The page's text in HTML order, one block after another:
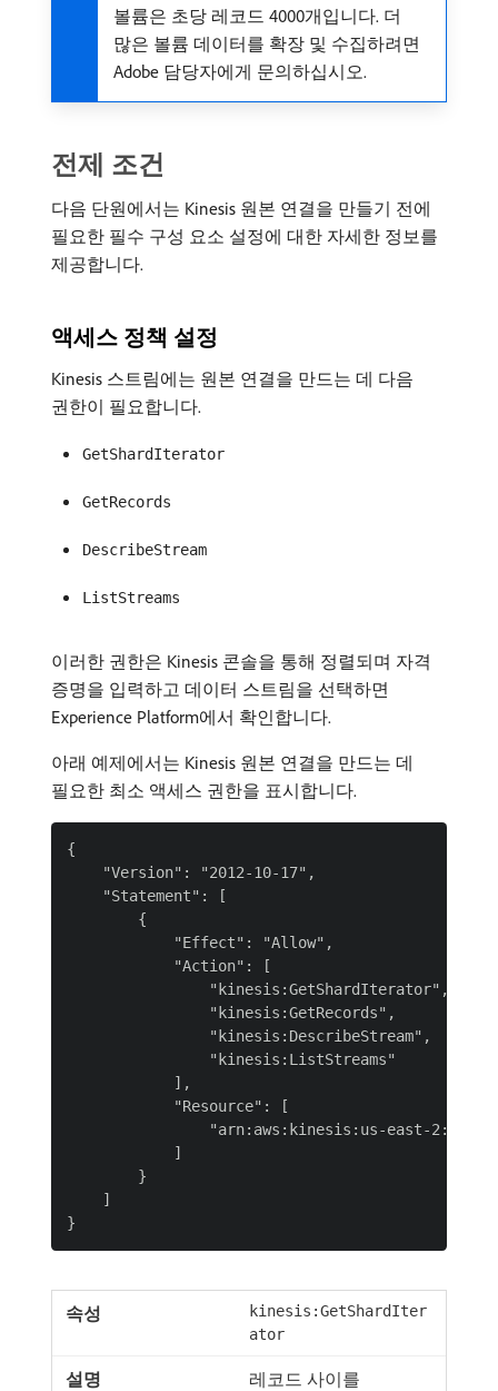
볼륨은 초당 레코드 4000개입니다. 더
많은 볼륨 데이터를 확장 및 수집하려면
Adobe 담당자에게 문의하십시오.
전제 조건
다음 단원에서는 Kinesis 원본 연결을 만들기 전에
필요한 필수 구성 요소 설정에 대한 자세한 정보를
제공합니다.
액세스 정책 설정
Kinesis 스트림에는 원본 연결을 만드는 데 다음
권한이 필요합니다.
GetShardIterator
GetRecords
DescribeStream
ListStreams
이러한 권한은 Kinesis 콘솔을 통해 정렬되며 자격
증명을 입력하고 데이터 스트림을 선택하면
Experience Platform에서 확인합니다.
아래 예제에서는 Kinesis 원본 연결을 만드는 데
필요한 최소 액세스 권한을 표시합니다.
{
    "Version": "2012-10-17",
    "Statement": [
        {
            "Effect": "Allow",
            "Action": [
                "kinesis:GetShardIterator",
                "kinesis:GetRecords",
                "kinesis:DescribeStream",
                "kinesis:ListStreams"
            ],
            "Resource": [
"arn:aws:kinesis:us-east-
            ]
        }
    ]
kinesis:GetShardIter
ator
레코드 사이를